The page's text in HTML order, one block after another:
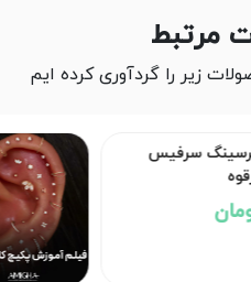
مرتبط
زیر را گردآوری کرده ایم
سرفیس